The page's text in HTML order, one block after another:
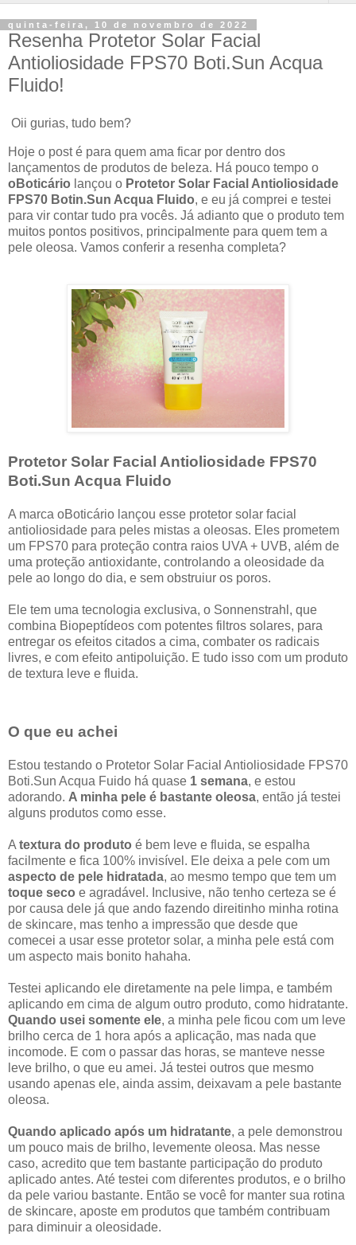
quinta-feira, 10 de novembro de 2022
Resenha Protetor Solar Facial
Antioliosidade FPS70 Boti.Sun Acqua
Fluido!
Oii gurias, tudo bem?
Hoje o post é para quem ama ficar por dentro dos
lançamentos de produtos de beleza. Há pouco tempo o
oBoticário lançou o Protetor Solar Facial Antioliosidade
FPS70 Botin.Sun Acqua Fluido, e eu já comprei e testei
para vir contar tudo pra vocês. Já adianto que o produto tem
muitos pontos positivos, principalmente para quem tem a
pele oleosa. Vamos conferir a resenha completa?
Protetor Solar Facial Antioliosidade FPS70
Boti.Sun Acqua Fluido
A marca oBoticário lançou esse protetor solar facial
antioliosidade para peles mistas a oleosas. Eles prometem
um FPS70 para proteção contra raios UVA + UVB, além de
uma proteção antioxidante, controlando a oleosidade da
pele ao longo do dia, e sem obstruiur os poros.
Ele tem uma tecnologia exclusiva, o Sonnenstrahl, que
combina Biopeptídeos com potentes filtros solares, para
entregar os efeitos citados a cima, combater os radicais
livres, e com efeito antipoluição. E tudo isso com um produto
de textura leve e fluida.
O que eu achei
Estou testando o Protetor Solar Facial Antioliosidade FPS70
Boti.Sun Acqua Fuido há quase 1 semana, e estou
adorando. A minha pele é bastante oleosa, então já testei
alguns produtos como esse.
A textura do produto é bem leve e fluida, se espalha
facilmente e fica 100% invisível. Ele deixa a pele com um
aspecto de pele hidratada, ao mesmo tempo que tem um
toque seco e agradável. Inclusive, não tenho certeza se é
por causa dele já que ando fazendo direitinho minha rotina
de skincare, mas tenho a impressão que desde que
comecei a usar esse protetor solar, a minha pele está com
um aspecto mais bonito hahaha.
Testei aplicando ele diretamente na pele limpa, e também
aplicando em cima de algum outro produto, como hidratante.
Quando usei somente ele, a minha pele ficou com um leve
brilho cerca de 1 hora após a aplicação, mas nada que
incomode. E com o passar das horas, se manteve nesse
leve brilho, o que eu amei. Já testei outros que mesmo
usando apenas ele, ainda assim, deixavam a pele bastante
oleosa.
Quando aplicado após um hidratante, a pele demonstrou
um pouco mais de brilho, levemente oleosa. Mas nesse
caso, acredito que tem bastante participação do produto
aplicado antes. Até testei com diferentes produtos, e o brilho
da pele variou bastante. Então se você for manter sua rotina
de skincare, aposte em produtos que também contribuam
para diminuir a oleosidade.